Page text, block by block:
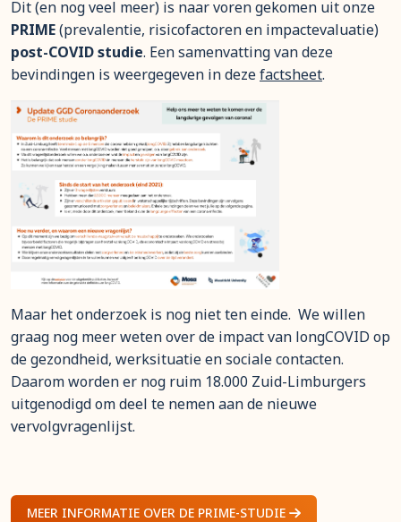
Dit (en nog veel meer) is naar voren gekomen uit onze
PRIME(prevalentie, risicofactoren en impactevaluatie)
post-COVID studie. Een samenvatting van deze
bevindingen is weergegeven in dezefactsheet.
Maar het onderzoek is nog niet ten einde. We willen
graag nog meer weten over de impact van longCOVID op
de gezondheid, werksituatie en sociale contacten.
Daarom worden er nog ruim 18.000 Zuid-Limburgers
uitgenodigd om deel te nemen aan de nieuwe
vervolgvragenlijst.
MEER INFORMATIE OVER DE PRIME-STUDIE